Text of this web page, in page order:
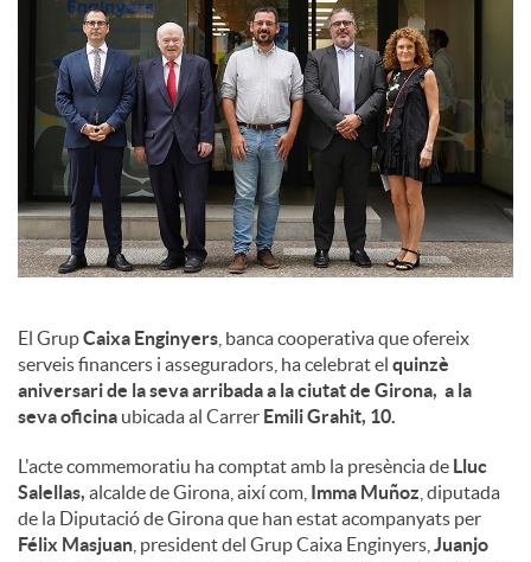
s
El GrupCaixa Enginyers , banca cooperativa que ofereix
serveis financers i asseguradors, ha celebrat el quinzè
aniversari de la seva arribada a la ciutat de Girona, a la
seva oficina ubicada al Carrer Emili Grahit, 10.
L'acte commemoratiu ha comptat amb la presència de Lluc
Salellas, alcalde de Girona, així com, Imma Muñoz , diputada
de la Diputació de Girona que han estat acompanyats per
Félix Masjuan , president del Grup Caixa Enginyers, Juanjo